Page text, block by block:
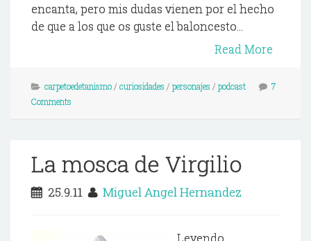
encanta, pero mis dudas vienen por el hecho
de que a los que os guste el baloncesto...
Read More
carpetoedetanismo/ curiosidades / personajes / podcast
7
Comments
La mosca de Virgilio
25.9.11 Miguel Angel Hernandez
Leyendo